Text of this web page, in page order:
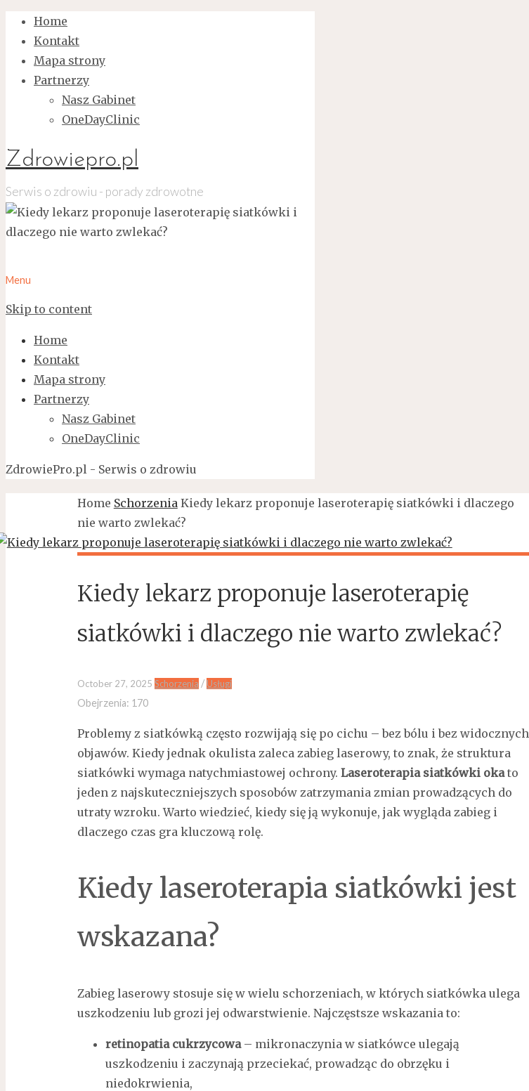
Home
Kontakt
Mapa strony
Partnerzy
Nasz Gabinet
OneDayClinic
Zdrowiepro.pl
Serwis o zdrowiu - porady zdrowotne
Menu
Skip to content
Home
Kontakt
Mapa strony
Partnerzy
Nasz Gabinet
OneDayClinic
ZdrowiePro.pl - Serwis o zdrowiu
Home Schorzenia Kiedy lekarz proponuje laseroterapię siatkówki i dlaczego
nie warto zwlekać?
Kiedy lekarz proponuje laseroterapię
siatkówki i dlaczego nie warto zwlekać?
October 27, 2025 Schorzenia / Usługi
Obejrzenia: 170
Problemy z siatkówką często rozwijają się po cichu – bez bólu i bez widocznych
objawów. Kiedy jednak okulista zaleca zabieg laserowy, to znak, że struktura
siatkówki wymaga natychmiastowej ochrony. Laseroterapia siatkówki okato
jeden z najskuteczniejszych sposobów zatrzymania zmian prowadzących do
utraty wzroku. Warto wiedzieć, kiedy się ją wykonuje, jak wygląda zabieg i
dlaczego czas gra kluczową rolę.
Kiedy laseroterapia siatkówki jest
wskazana?
Zabieg laserowy stosuje się w wielu schorzeniach, w których siatkówka ulega
uszkodzeniu lub grozi jej odwarstwienie. Najczęstsze wskazania to:
retinopatia cukrzycowa– mikronaczynia w siatkówce ulegają
uszkodzeniu i zaczynają przeciekać, prowadząc do obrzęku i
niedokrwienia,